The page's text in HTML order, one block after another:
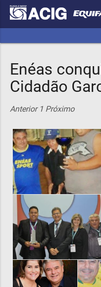
Enéas
Cidadão
Anterior 1 Próximo